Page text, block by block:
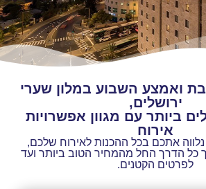
ואמצע השבוע במלון שערי
ירושלים,
ביותר עם מגוון אפשרויות
אירוח
אתכם בכל ההכנות לאירוח שלכם,
כל הדרך החל מהמחיר הטוב ביותר ועד
לפרטים הקטנים.